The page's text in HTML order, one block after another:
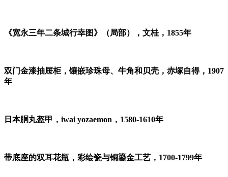
《宽永三年二条城行幸图》（局部），文桂，1855年
双门金漆抽屉柜，镶嵌珍珠母、牛角和贝壳，赤塚自得，1907
年
日本胴丸盔甲，iwai yozaemon，1580-1610年
带底座的双耳花瓶，彩绘瓷与铜鎏金工艺，1700-1799年